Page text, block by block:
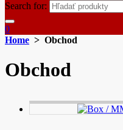
Search for:
0
Home > Obchod
Obchod